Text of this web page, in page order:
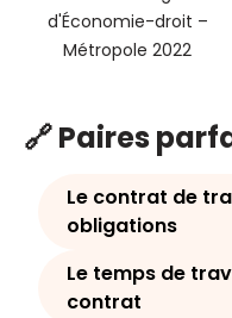
d'Économie-droit –
Métropole 2022
🔗 Paires
Le contrat de
obligations
Le temps de
contrat